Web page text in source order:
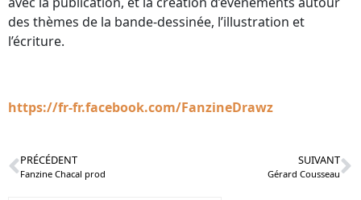
des thèmes de la bande-dessinée, l’illustration et
l’écriture.
https://fr-fr.facebook.com/FanzineDrawz
PRÉCÉDENT
Fanzine Chacal prod
SUIVANT
Gérard Cousseau